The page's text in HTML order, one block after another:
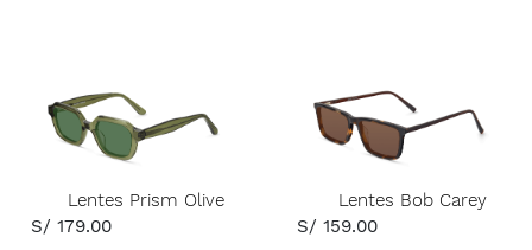
Lentes Prism Olive
S/ 179.00
Lentes Bob Carey
S/ 159.00